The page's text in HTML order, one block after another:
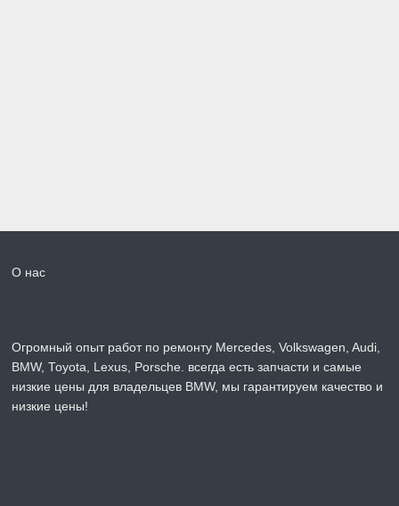
О нас
Огромный опыт работ по ремонту Mercedes, Volkswagen, Audi,
BMW, Toyota, Lexus, Porsche. всегда есть запчасти и самые
низкие цены для владельцев BMW, мы гарантируем качество и
низкие цены!